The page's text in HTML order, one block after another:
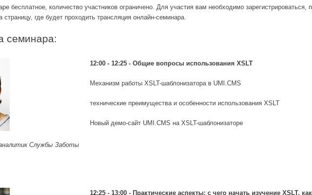
бесплатное, количество участников ограничено. Для участия вам необходимо зарегистрироваться,
страницу, где будет проходить трансляция онлайн-семинара.
семинара:
Службы Заботы
12:00 - 12:25 - Общие вопросы использования XSLT
Механизм работы XSLT-шаблонизатора в UMI.CMS
технические преимущества и особенности использования XSLT
Новый демо-сайт UMI.CMS на XSLT-шаблонизаторе
12:25 - 13:00 - Практические аспекты: с чего начать изучение XSLT,